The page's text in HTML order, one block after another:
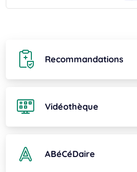
Recommandations
Vidéothèque
ABéCéDaire